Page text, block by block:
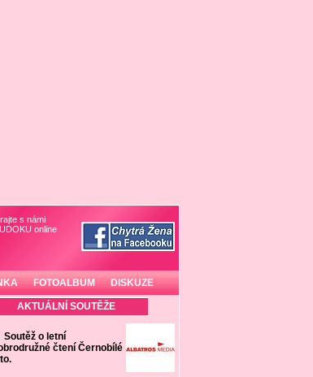
s námi
online
FOTOALBUM DISKUZE
AKTUÁLNÍ SOUTĚŽE
Soutěž o letní
čtení Černobílé